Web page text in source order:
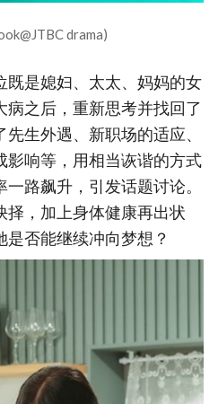
drama)
既是媳妇、太太、妈妈的女
之后，重新思考并找回了
生外遇、新职场的适应、
影响等，用相当诙谐的方式
路飙升，引发话题讨论。
择，加上身体健康再出状
否能继续冲向梦想？